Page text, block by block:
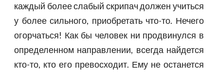
каждый более слабый скрипач должен учиться
у более сильного, приобретать что-то. Нечего
огорчаться! Как бы человек ни продвинулся в
определенном направлении, всегда найдется
кто-то, кто его превосходит. Ему не останется